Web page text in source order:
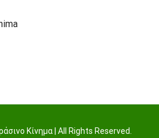
Κίνημα | All Rights Reserved.